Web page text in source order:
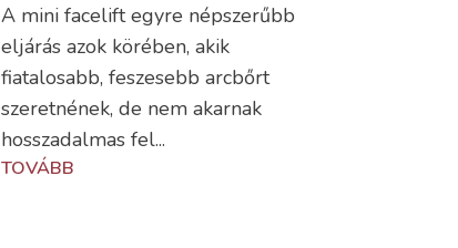
A mini facelift egyre népszerűbb
eljárás azok körében, akik
fiatalosabb, feszesebb arcbőrt
szeretnének, de nem akarnak
hosszadalmas fel...
TOVÁBB